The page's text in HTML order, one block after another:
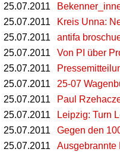
25.07.2011
25.07.2011
Kreis Unna:
25.07.2011
antifa
25.07.2011
Von PI über
25.07.2011
25.07.2011
25-07
25.07.2011
Paul
25.07.2011
Leipzig: Turn
25.07.2011
Gegen den
25.07.2011
Ausgebrannte